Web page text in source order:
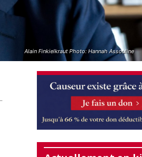
Alain Finkielkraut Photo: Hannah Assouline